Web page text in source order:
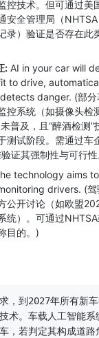
控技术。但可通过美
安全管理局（
录）验证是否存在此
: AI in your car will
to drive,
danger. (部分
控系统（如摄像头检
普及，且“醉酒检测
测试阶段。需通过车
证其强制性与可行
technology aims
drivers. (驾
公开讨论（如欧盟
统）。可通过
目的。)
，到2027年所有新
术。车载人工智能系
，若判定其构成道路